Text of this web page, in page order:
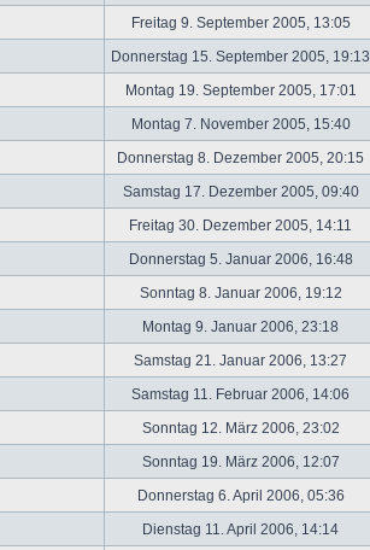
Freitag 9. September 2005, 13:05
Donnerstag 15. September 2005, 19:13
Montag 19. September 2005, 17:01
Montag 7. November 2005, 15:40
Donnerstag 8. Dezember 2005, 20:15
Samstag 17. Dezember 2005, 09:40
Freitag 30. Dezember 2005, 14:11
Donnerstag 5. Januar 2006, 16:48
Sonntag 8. Januar 2006, 19:12
Montag 9. Januar 2006, 23:18
Samstag 21. Januar 2006, 13:27
Samstag 11. Februar 2006, 14:06
Sonntag 12. März 2006, 23:02
Sonntag 19. März 2006, 12:07
Donnerstag 6. April 2006, 05:36
Dienstag 11. April 2006, 14:14